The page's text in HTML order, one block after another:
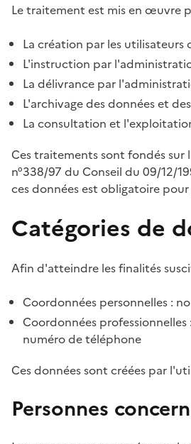
Le traitement est mis en œuvre
La création par les
L'instruction par
La délivrance par
L'archivage des données et
La consultation et
Ces traitements sont fondés
n°338/97 du Conseil du 09/12/
ces données est obligatoire
Catégories de
Afin d'atteindre les finalités
Coordonnées personnelles :
Coordonnées
numéro de téléphone
Ces données sont créées par
Personnes